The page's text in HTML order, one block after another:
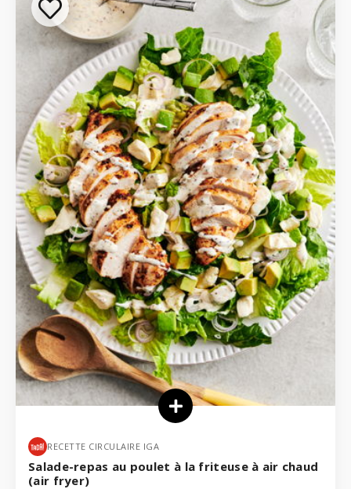
RECETTE CIRCULAIRE IGA
Salade-repas au poulet à la friteuse à air chaud
(air fryer)